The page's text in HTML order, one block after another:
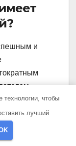
и
установил
до
технологии, чтобы
лучший